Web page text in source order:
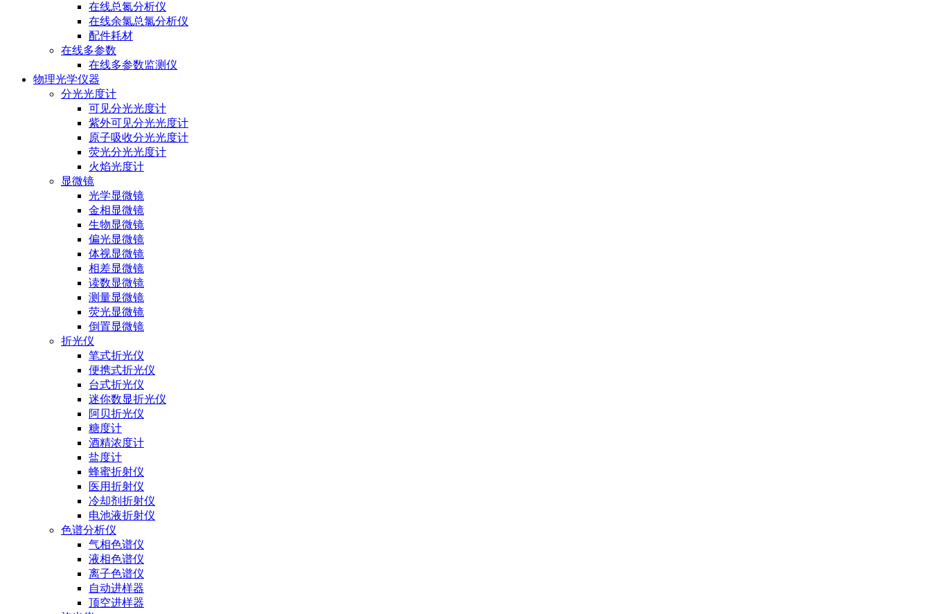
在线总氮分析仪
在线余氯总氯分析仪
配件耗材
在线多参数
在线多参数监测仪
物理光学仪器
分光光度计
可见分光光度计
紫外可见分光光度计
原子吸收分光光度计
荧光分光光度计
火焰光度计
显微镜
光学显微镜
金相显微镜
生物显微镜
偏光显微镜
体视显微镜
相差显微镜
读数显微镜
测量显微镜
荧光显微镜
倒置显微镜
折光仪
笔式折光仪
便携式折光仪
台式折光仪
迷你数显折光仪
阿贝折光仪
糖度计
酒精浓度计
盐度计
蜂蜜折射仪
医用折射仪
冷却剂折射仪
电池液折射仪
色谱分析仪
气相色谱仪
液相色谱仪
离子色谱仪
自动进样器
顶空进样器